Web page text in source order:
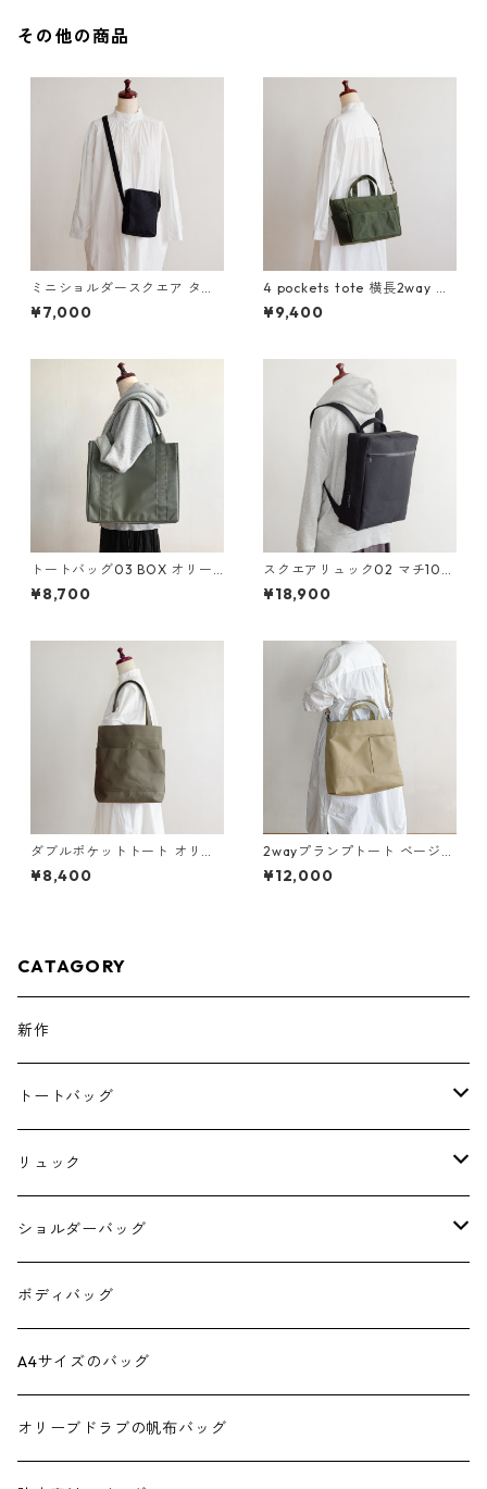
その他の商品
ミニショルダースクエア タテ
黒 / 8号帆布
¥7,000
4 pockets tote 横長2way オ
リーブドラブ / 10号帆布
¥9,400
トートバッグ03 BOX オリー
ブドラブ / ポリエステル帆布
¥8,700
スクエアリュック02 マチ10c
m 黒 / 6号帆布
¥18,900
ダブルポケットトート オリー
ブ /8号帆布
¥8,400
2wayプランプトート ベージュ
/ 9号帆布
¥12,000
CATAGORY
新作
トートバッグ
A4サイズのトート
4 pockets tote
ダブルポケットミニトート
ダブルポケットミニ2wayトート
ダブルポケットトート
リュック
スクエアリュック
スクエアリュック390
スクエアリュック 正方形
ショルダーバッグ
6号帆布のショルダー
スクエア2wayショルダー
正方形ミニショルダー
ボディバッグ
A4サイズのバッグ
オリーブドラブの帆布バッグ